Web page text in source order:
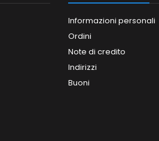
Informazioni personali
Ordini
Note di credito
Indirizzi
Buoni